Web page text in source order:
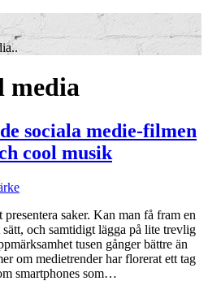
media
sociala medie-filmen
cool musik
saker. Kan man få fram en
och samtidigt lägga på lite trevlig
tusen gånger bättre än
om medietrender har florerat ett tag
smartphones som…